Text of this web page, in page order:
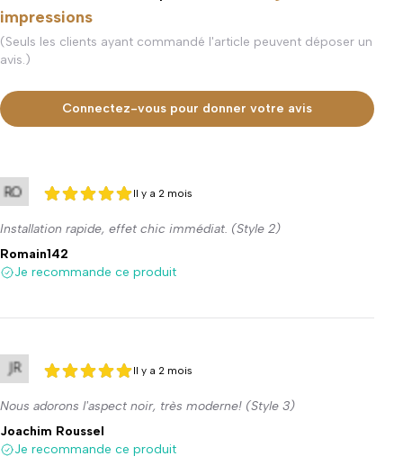
impressions
(Seuls les clients ayant commandé l'article peuvent déposer un
avis.)
Connectez-vous pour donner votre avis
5 sur 5
5 sur 5
Il y a 2 mois
Installation rapide, effet chic immédiat. (Style 2)
Romain142
Je recommande ce produit
5 sur 5
5 sur 5
Il y a 2 mois
Nous adorons l'aspect noir, très moderne! (Style 3)
Joachim Roussel
Je recommande ce produit